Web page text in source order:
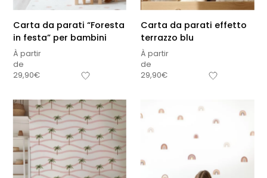
Carta da parati “Foresta
in festa” per bambini
À partir
de
29,90€
Carta da parati effetto
terrazzo blu
À partir
de
29,90€